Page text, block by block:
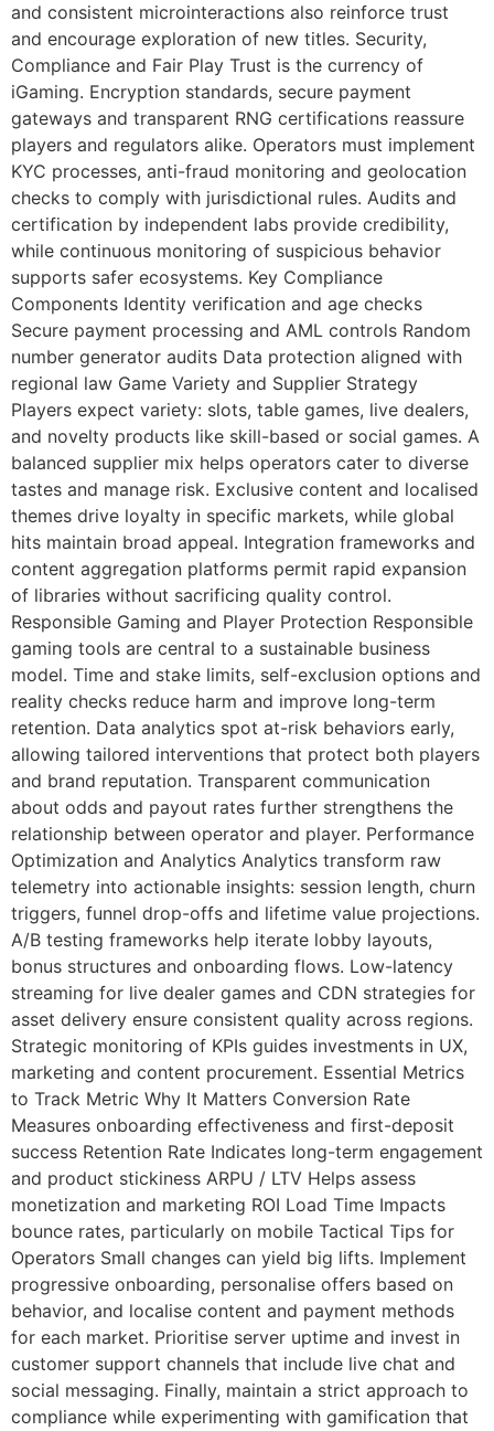
and consistent microinteractions also reinforce trust
and encourage exploration of new titles. Security,
Compliance and Fair Play Trust is the currency of
iGaming. Encryption standards, secure payment
gateways and transparent RNG certifications reassure
players and regulators alike. Operators must implement
KYC processes, anti-fraud monitoring and geolocation
checks to comply with jurisdictional rules. Audits and
certification by independent labs provide credibility,
while continuous monitoring of suspicious behavior
supports safer ecosystems. Key Compliance
Components Identity verification and age checks
Secure payment processing and AML controls Random
number generator audits Data protection aligned with
regional law Game Variety and Supplier Strategy
Players expect variety: slots, table games, live dealers,
and novelty products like skill-based or social games. A
balanced supplier mix helps operators cater to diverse
tastes and manage risk. Exclusive content and localised
themes drive loyalty in specific markets, while global
hits maintain broad appeal. Integration frameworks and
content aggregation platforms permit rapid expansion
of libraries without sacrificing quality control.
Responsible Gaming and Player Protection Responsible
gaming tools are central to a sustainable business
model. Time and stake limits, self-exclusion options and
reality checks reduce harm and improve long-term
retention. Data analytics spot at-risk behaviors early,
allowing tailored interventions that protect both players
and brand reputation. Transparent communication
about odds and payout rates further strengthens the
relationship between operator and player. Performance
Optimization and Analytics Analytics transform raw
telemetry into actionable insights: session length, churn
triggers, funnel drop-offs and lifetime value projections.
A/B testing frameworks help iterate lobby layouts,
bonus structures and onboarding flows. Low-latency
streaming for live dealer games and CDN strategies for
asset delivery ensure consistent quality across regions.
Strategic monitoring of KPIs guides investments in UX,
marketing and content procurement. Essential Metrics
to Track Metric Why It Matters Conversion Rate
Measures onboarding effectiveness and first-deposit
success Retention Rate Indicates long-term engagement
and product stickiness ARPU / LTV Helps assess
monetization and marketing ROI Load Time Impacts
bounce rates, particularly on mobile Tactical Tips for
Operators Small changes can yield big lifts. Implement
progressive onboarding, personalise offers based on
behavior, and localise content and payment methods
for each market. Prioritise server uptime and invest in
customer support channels that include live chat and
social messaging. Finally, maintain a strict approach to
compliance while experimenting with gamification that